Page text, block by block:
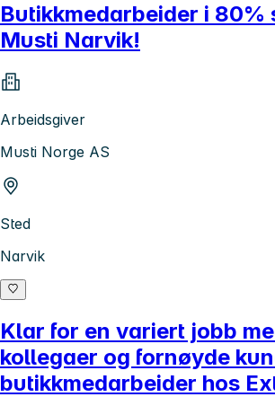
Butikkmedarbeider i 80%
Musti Narvik!
Arbeidsgiver
Musti Norge AS
Sted
Narvik
Klar for en variert jobb
kollegaer og fornøyde
butikkmedarbeider hos